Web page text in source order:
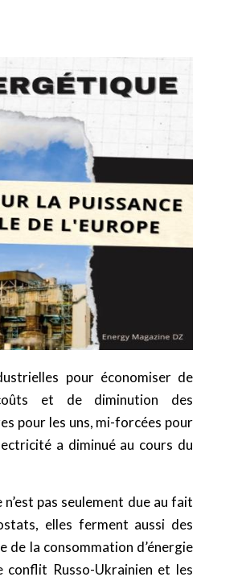
pour économiser de
et de diminution des
pour les uns, mi-forcées pour
a diminué au cours du
pas seulement due au fait
elles ferment aussi des
de la consommation d’énergie
conflit Russo-Ukrainien et les